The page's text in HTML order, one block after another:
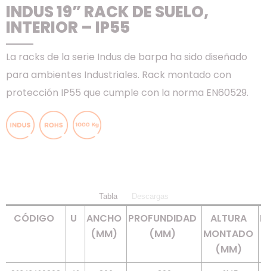
INDUS 19” RACK DE SUELO,
INTERIOR – IP55
La racks de la serie Indus de barpa ha sido diseñado
para ambientes Industriales. Rack montado con
protección IP55 que cumple con la norma EN60529.
Tabla Descargas
CÓDIGO U
ANCHO
(MM)
PROFUNDIDAD
(MM)
ALTURA
MONTADO
(MM)